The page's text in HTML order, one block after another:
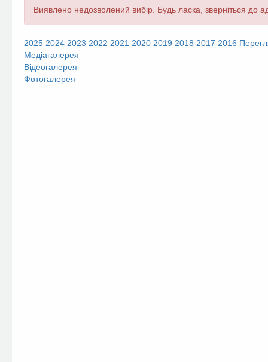
Повідомлення
Виявлено недозволений вибір. Будь ласка, зверніться до
2025 2024 2023 2022 2021 2020 2019 2018 2017 2016
Медіагалерея
Відеогалерея
Фотогалерея